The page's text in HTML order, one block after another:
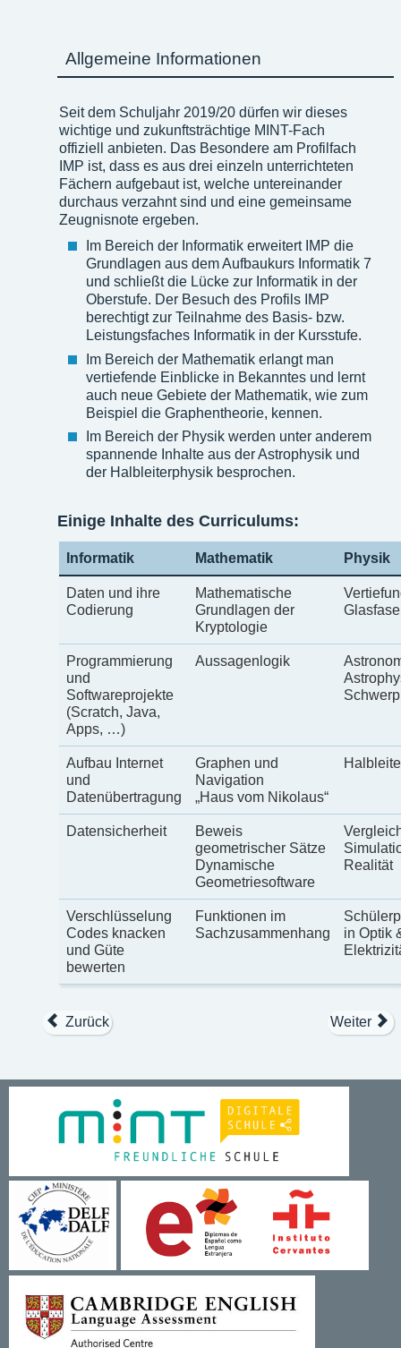
Allgemeine Informationen
Seit dem Schuljahr 2019/20 dürfen wir dieses
wichtige und zukunftsträchtige MINT-Fach
offiziell anbieten. Das Besondere am Profilfach
IMP ist, dass es aus drei einzeln unterrichteten
Fächern aufgebaut ist, welche untereinander
durchaus verzahnt sind und eine gemeinsame
Zeugnisnote ergeben.
Im Bereich der Informatik erweitert IMP die
Grundlagen aus dem Aufbaukurs Informatik 7
und schließt die Lücke zur Informatik in der
Oberstufe. Der Besuch des Profils IMP
berechtigt zur Teilnahme des Basis- bzw.
Leistungsfaches Informatik in der Kursstufe.
Im Bereich der Mathematik erlangt man
vertiefende Einblicke in Bekanntes und lernt
auch neue Gebiete der Mathematik, wie zum
Beispiel die Graphentheorie, kennen.
Im Bereich der Physik werden unter anderem
spannende Inhalte aus der Astrophysik und
der Halbleiterphysik besprochen.
Einige Inhalte des Curriculums:
Informatik Mathematik Physik
Daten und ihre
Codierung
Mathematische
Grundlagen der
Kryptologie
Programmierung
und
Softwareprojekte
(Scratch, Java,
Apps, …)
Aussagenlogik
Aufbau Internet
und
Datenübertragung
Graphen und
Navigation
„Haus vom Nikolaus“
Datensicherheit
Beweis
geometrischer Sätze
Dynamische
Geometriesoftware
Realität
Verschlüsselung
Codes knacken
und Güte
bewerten
Funktionen im
Sachzusammenhang
in Optik
Zurück Weiter